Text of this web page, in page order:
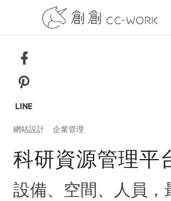
網站設計 企業管理
科研資源管理平
設備、空間、人員，